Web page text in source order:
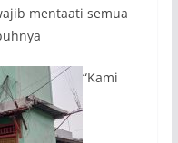
mentaati semua
“Kami